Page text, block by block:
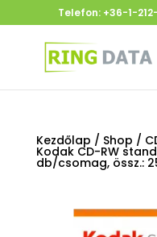
Telefon: +36-1-
Kezdőlap / Shop /
Kodak CD-RW
db/csomag, össz.: